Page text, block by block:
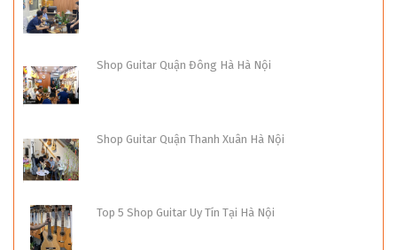
Shop Guitar Quận Đông Hà Hà Nội
Shop Guitar Quận Thanh Xuân Hà Nội
Top 5 Shop Guitar Uy Tín Tại Hà Nội